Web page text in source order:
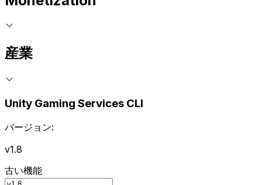
産業
Unity Gaming Services CLI
バージョン:
v1.8
古い機能